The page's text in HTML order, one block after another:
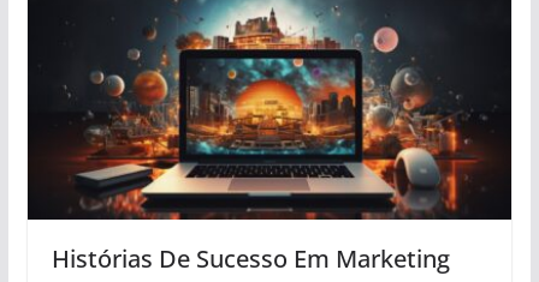
Histórias De Sucesso Em Marketing